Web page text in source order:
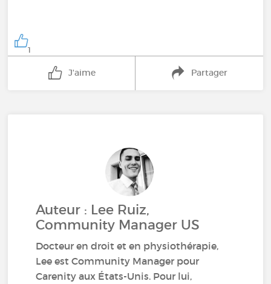
1
J'aime Partager
Auteur : Lee Ruiz,
Community Manager US
Docteur en droit et en physiothérapie,
Lee est Community Manager pour
Carenity aux États-Unis. Pour lui,